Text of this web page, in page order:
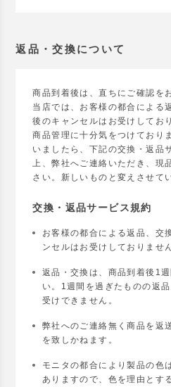
返品・交換について
商品到着後は、直ちにご確認を
当店では、お客様の都合による
後のキャンセルはお受けしてお
商品管理に十分気をつけており
いましたら、下記の交換・返品
上、弊社へご連絡いただき、現
さい。新しいものと変えさせて
交換・返品サービス規約
お客様の都合による返品、交
ンセルはお受けしておりません
返品・交換は、商品到着後1
い。1週間を過ぎたものの返
受けできません。
弊社へのご連絡無く商品を返
を致しかねます。
モニタの都合により製品の色
ありますので、色を理由とす